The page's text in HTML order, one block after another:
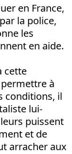
en France,
la police,
les
en aide.
cette
à
conditions, il
lui-
puissent
et de
arracher aux